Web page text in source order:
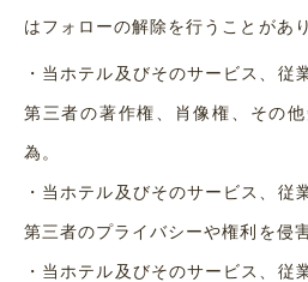
はフォローの解除を行うことがあ
・ 当ホテル及びそのサービス、従
第三者の著作権、肖像権、その
為。
・ 当ホテル及びそのサービス、従
第三者のプライバシーや権利を侵
・ 当ホテル及びそのサービス、従